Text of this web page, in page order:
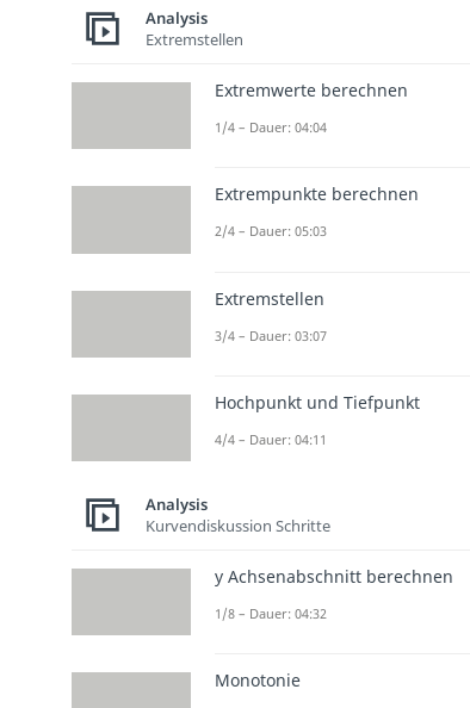
Analysis
Extremstellen
Extremwerte berechnen
1/4 – Dauer: 04:04
Extrempunkte berechnen
2/4 – Dauer: 05:03
Extremstellen
3/4 – Dauer: 03:07
Hochpunkt und Tiefpunkt
4/4 – Dauer: 04:11
Analysis
Kurvendiskussion Schritte
y Achsenabschnitt berechnen
1/8 – Dauer: 04:32
Monotonie